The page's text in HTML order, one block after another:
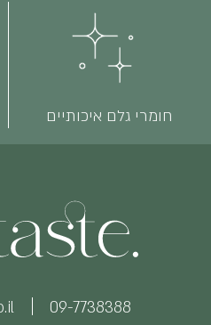
חומרי גלם איכותיים
09-7738388